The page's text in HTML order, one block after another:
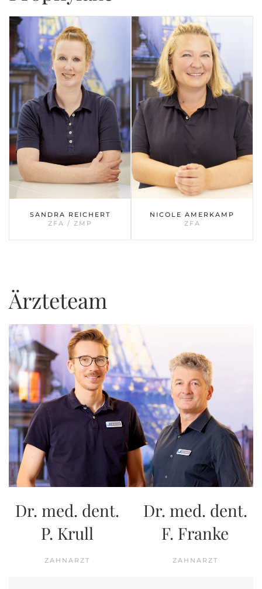
SANDRA REICHERT
ZFA / ZMP
NICOLE AMERKAMP
ZFA
Ärzteteam
Dr. med. dent.
P. Krull
ZAHNARZT
Dr. med. dent.
F. Franke
ZAHNARZT